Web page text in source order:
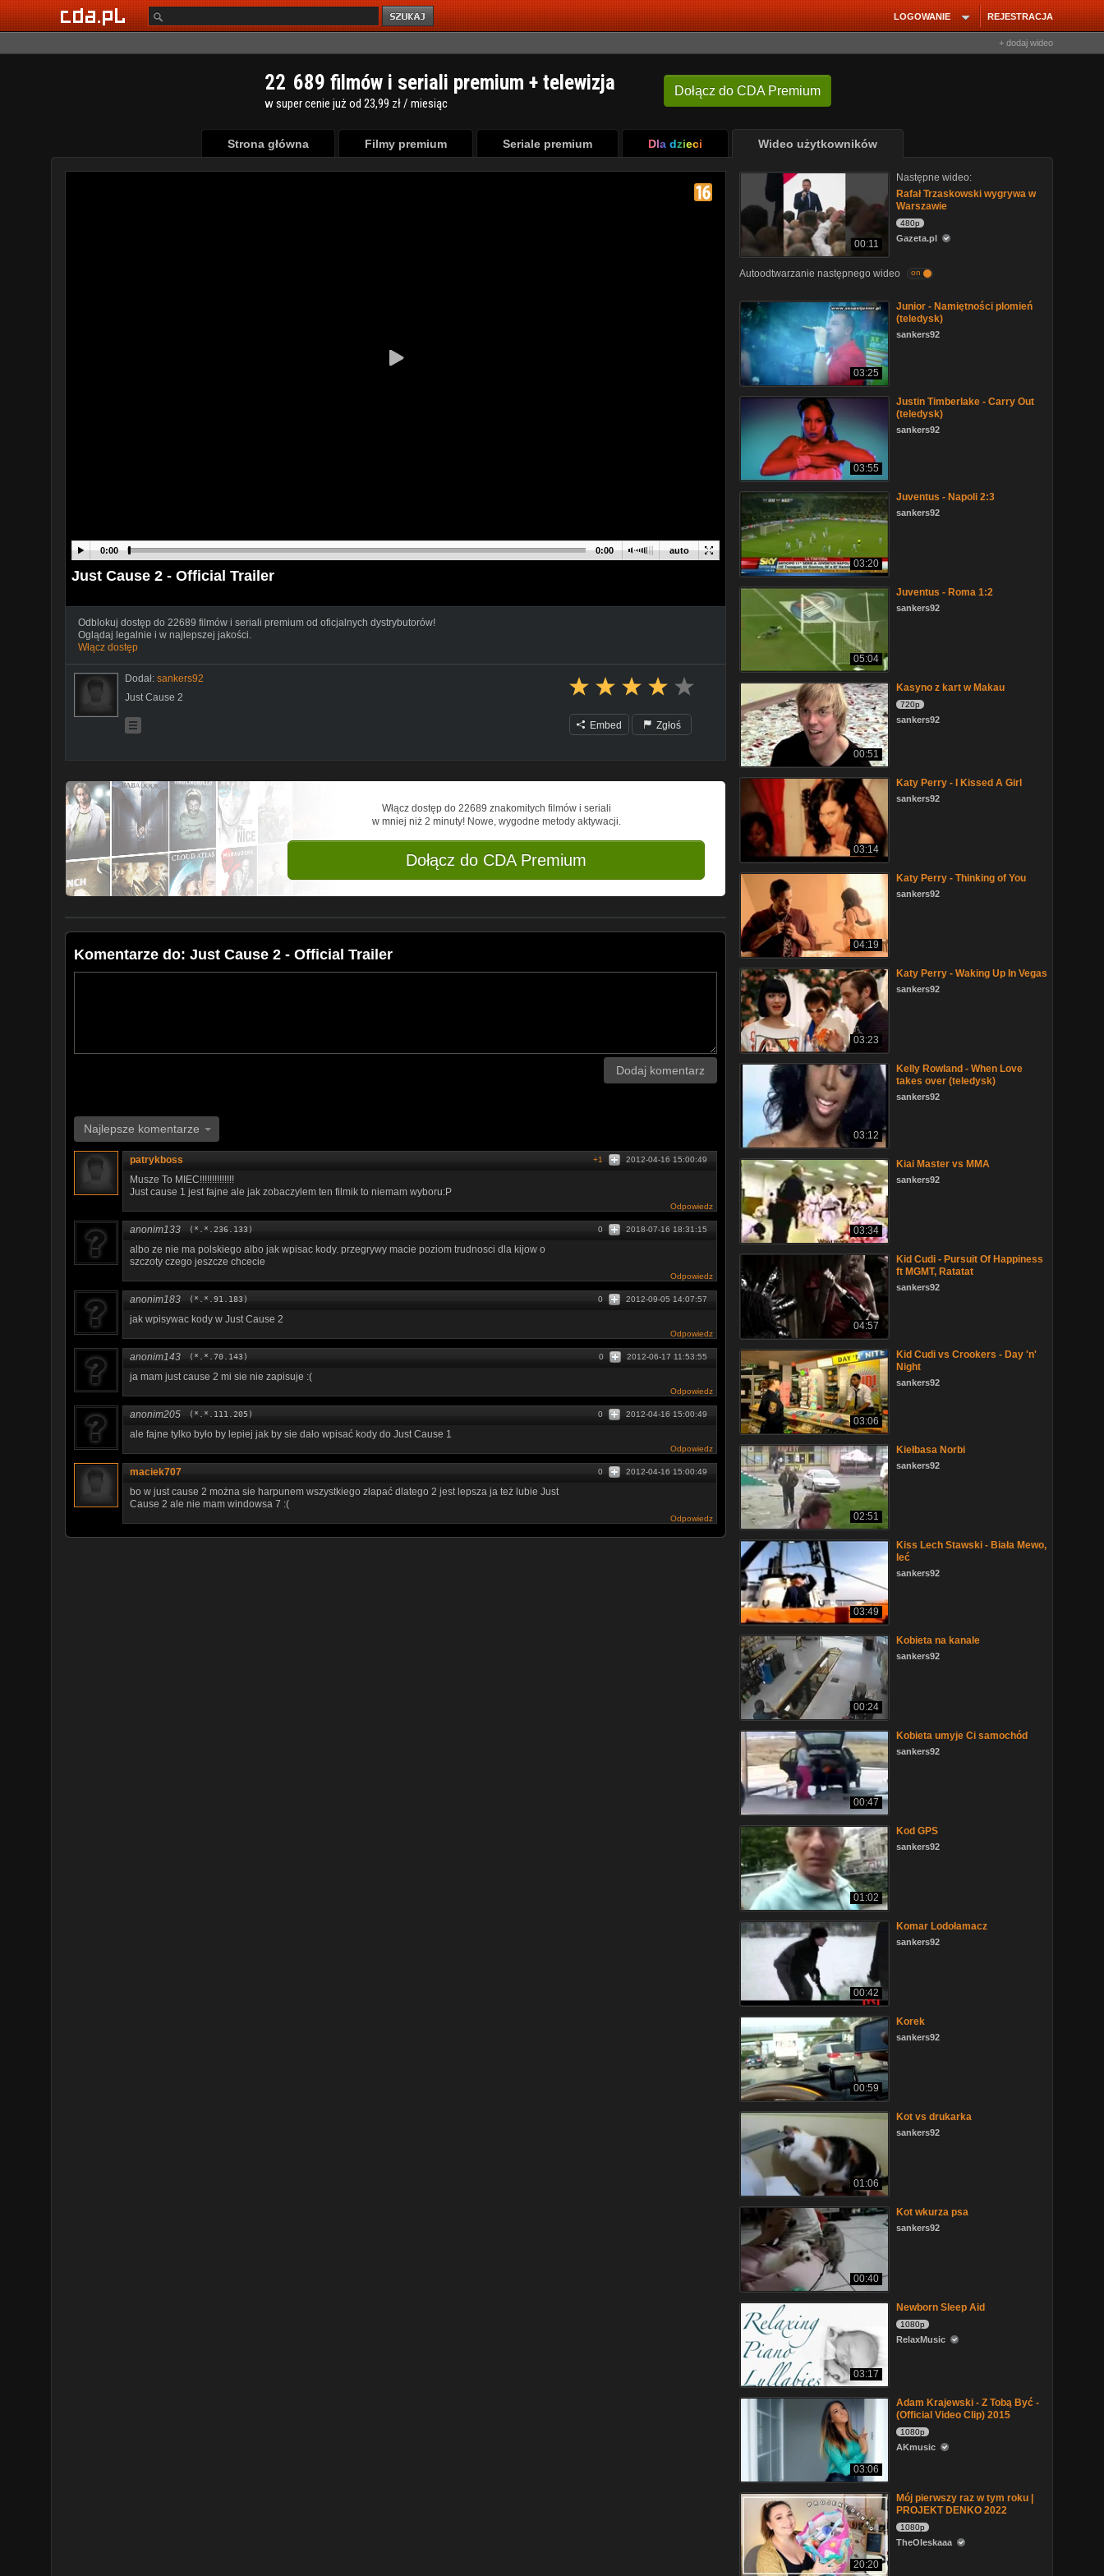
REJESTRACJA
LOGOWANIE
+ dodaj wideo
Dołącz do CDA Premium
22 689 filmów i seriali premium + telewizja
w super cenie już od 23,99 zł / miesiąc
Strona główna Filmy premium Seriale premium Dla dzieci Wideo użytkowników
auto
0:00 0:00
Just Cause 2 - Official Trailer
Odblokuj dostęp do 22689 filmów i seriali premium od oficjalnych dystrybutorów!
Oglądaj legalnie i w najlepszej jakości.
Włącz dostęp
Dodał: sankers92
Just Cause 2
Embed Zgłoś
Włącz dostęp do 22689 znakomitych filmów i seriali
w mniej niż 2 minuty! Nowe, wygodne metody aktywacji.
Dołącz do CDA Premium
Komentarze do: Just Cause 2 - Official Trailer
Dodaj komentarz
Najlepsze komentarze
patrykboss 2012-04-16 15:00:49
+1
Musze To MIEC!!!!!!!!!!!!!!
Just cause 1 jest fajne ale jak zobaczylem ten filmik to niemam wyboru:P
Odpowiedz
anonim133 (*.*.236.133) 2018-07-16 18:31:15
0
albo ze nie ma polskiego albo jak wpisac kody. przegrywy macie poziom trudnosci dla kijow o
szczoty czego jeszcze chcecie
Odpowiedz
anonim183 (*.*.91.183) 2012-09-05 14:07:57
0
jak wpisywac kody w Just Cause 2
Odpowiedz
anonim143 (*.*.70.143) 2012-06-17 11:53:55
0
ja mam just cause 2 mi sie nie zapisuje :(
Odpowiedz
anonim205 (*.*.111.205) 2012-04-16 15:00:49
0
ale fajne tylko było by lepiej jak by sie dało wpisać kody do Just Cause 1
Odpowiedz
maciek707 2012-04-16 15:00:49
0
bo w just cause 2 można sie harpunem wszystkiego złapać dlatego 2 jest lepsza ja też lubie Just
Cause 2 ale nie mam windowsa 7 :(
Odpowiedz
00:11
Następne wideo:
Rafał Trzaskowski wygrywa w
Warszawie
480p
Gazeta.pl
Autoodtwarzanie następnego wideo on
03:25
Junior - Namiętności plomień
(teledysk)
sankers92
03:55
Justin Timberlake - Carry Out
(teledysk)
sankers92
03:20
Juventus - Napoli 2:3
sankers92
05:04
Juventus - Roma 1:2
sankers92
00:51
Kasyno z kart w Makau
720p
sankers92
03:14
Katy Perry - I Kissed A Girl
sankers92
04:19
Katy Perry - Thinking of You
sankers92
03:23
Katy Perry - Waking Up In Vegas
sankers92
03:12
Kelly Rowland - When Love
takes over (teledysk)
sankers92
03:34
Kiai Master vs MMA
sankers92
04:57
Kid Cudi - Pursuit Of Happiness
ft MGMT, Ratatat
sankers92
03:06
Kid Cudi vs Crookers - Day 'n'
Night
sankers92
02:51
Kiełbasa Norbi
sankers92
03:49
Kiss Lech Stawski - Biała Mewo,
leć
sankers92
00:24
Kobieta na kanale
sankers92
00:47
Kobieta umyje Ci samochód
sankers92
01:02
Kod GPS
sankers92
00:42
Komar Lodołamacz
sankers92
00:59
Korek
sankers92
01:06
Kot vs drukarka
sankers92
00:40
Kot wkurza psa
sankers92
03:17
Newborn Sleep Aid
1080p
RelaxMusic
03:06
Adam Krajewski - Z Tobą Być -
(Official Video Clip) 2015
1080p
AKmusic
20:20
Mój pierwszy raz w tym roku |
PROJEKT DENKO 2022
1080p
TheOleskaaa